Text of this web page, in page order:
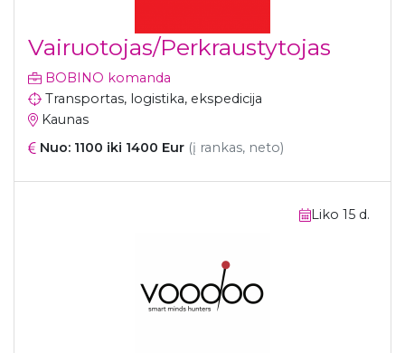
Vairuotojas/Perkraustytojas
BOBINO komanda
Transportas, logistika, ekspedicija
Kaunas
Nuo: 1100 iki 1400 Eur (į rankas, neto)
Liko 15 d.